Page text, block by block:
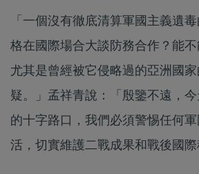
「一個沒有徹底清算軍國主義遺
格在國際場合大談防務合作？能不
尤其是曾經被它侵略過的亞洲國
疑。」孟祥青說：「殷鑒不遠，
的十字路口，我們必須警惕任何
活，切實維護二戰成果和戰後國際